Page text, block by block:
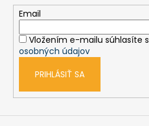
Email
Vložením e-mailu súhlasíte s
osobných údajov
PRIHLÁSIŤ SA